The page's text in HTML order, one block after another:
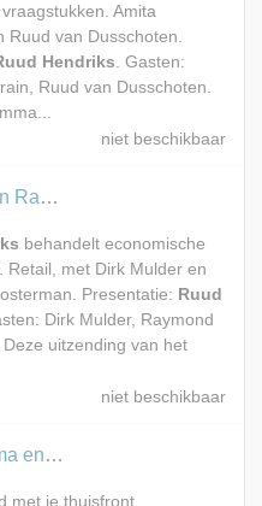
Amita
Ruud van Dusschoten.
Hendriks. Gasten:
Ruud van Dusschoten.
behandelt economische
Retail, met Dirk Mulder en
Presentatie: Ruud
Dirk Mulder, Raymond
uitzending van het
Lancee
met je thuisfront